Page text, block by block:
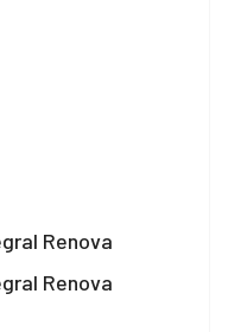
Renova
Renova